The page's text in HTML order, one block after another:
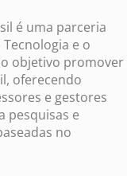
é uma parceria
e o
objetivo promover
oferecendo
e gestores
pesquisas e
no